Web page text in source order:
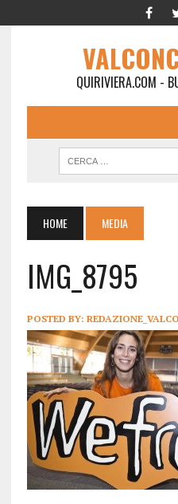
QUIRIVIERA.COM -
HOME MEDIA
IMG_8795
POSTED BY: